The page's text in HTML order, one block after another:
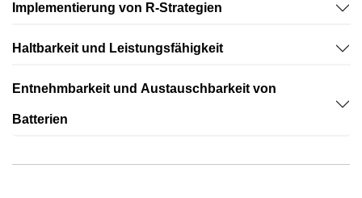
Implementierung von R-Strategien
Haltbarkeit und Leistungsfähigkeit
Entnehmbarkeit und Austauschbarkeit von
Batterien